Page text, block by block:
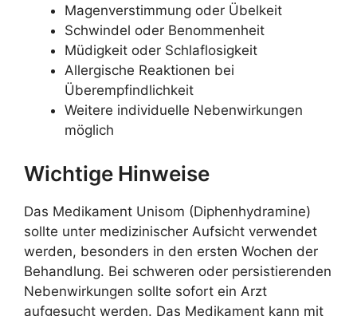
Magenverstimmung oder Übelkeit
Schwindel oder Benommenheit
Müdigkeit oder Schlaflosigkeit
Allergische Reaktionen bei
Überempfindlichkeit
Weitere individuelle Nebenwirkungen
möglich
Wichtige Hinweise
Das Medikament Unisom (Diphenhydramine)
sollte unter medizinischer Aufsicht verwendet
werden, besonders in den ersten Wochen der
Behandlung. Bei schweren oder persistierenden
Nebenwirkungen sollte sofort ein Arzt
aufgesucht werden. Das Medikament kann mit